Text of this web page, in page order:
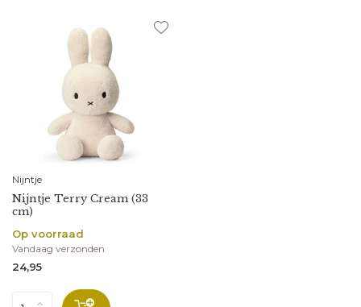
Nijntje
Nijntje Terry Cream (33
cm)
Op voorraad
Vandaag verzonden
24,95